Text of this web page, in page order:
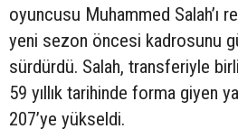
oyuncusu Muhammed Salah’ı
yeni sezon öncesi kadrosunu
sürdürdü. Salah, transferiyle
59 yıllık tarihinde forma giyen
207’ye yükseldi.